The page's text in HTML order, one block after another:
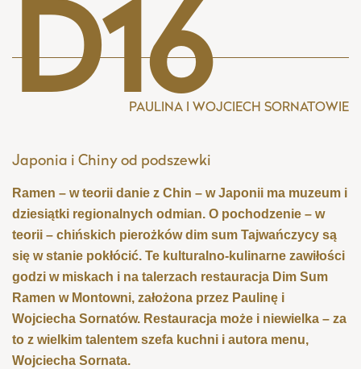
D16PAULINA I WOJCIECH SORNATOWIE
Japonia i Chiny od podszewki
Ramen – w teorii danie z Chin – w Japonii ma muzeum i
dziesiątki regionalnych odmian. O pochodzenie – w
teorii – chińskich pierożków dim sum Tajwańczycy są
się w stanie pokłócić. Te kulturalno-kulinarne zawiłości
godzi w miskach i na talerzach restauracja Dim Sum
Ramen w Montowni, założona przez Paulinę i
Wojciecha Sornatów. Restauracja może i niewielka – za
to z wielkim talentem szefa kuchni i autora menu,
Wojciecha Sornata.